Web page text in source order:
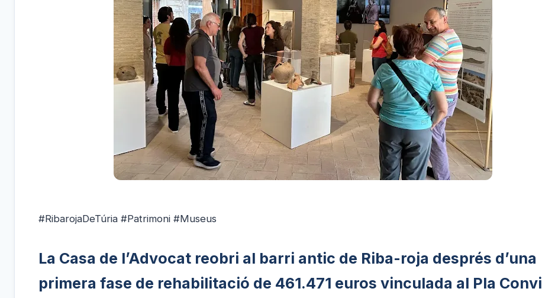
#RibarojaDeTúria #Patrimoni #Museus
La Casa de l’Advocat reobri al barri antic de Riba-roja després d’una
primera fase de rehabilitació de 461.471 euros vinculada al Pla